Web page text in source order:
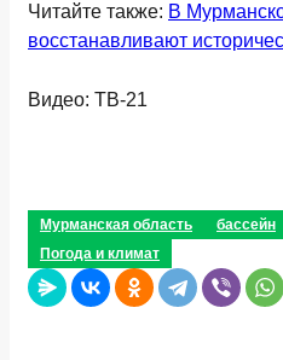
Читайте также: В
восстанавливают
Видео: ТВ-21
Мурманская область бассейн
Погода и климат